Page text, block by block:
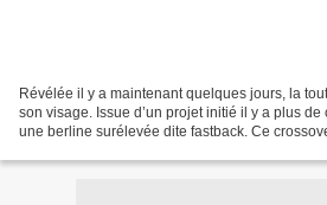
Révélée il y a maintenant quelques jours, la
son visage. Issue d’un projet initié il y a plus
une berline surélevée dite fastback. Ce